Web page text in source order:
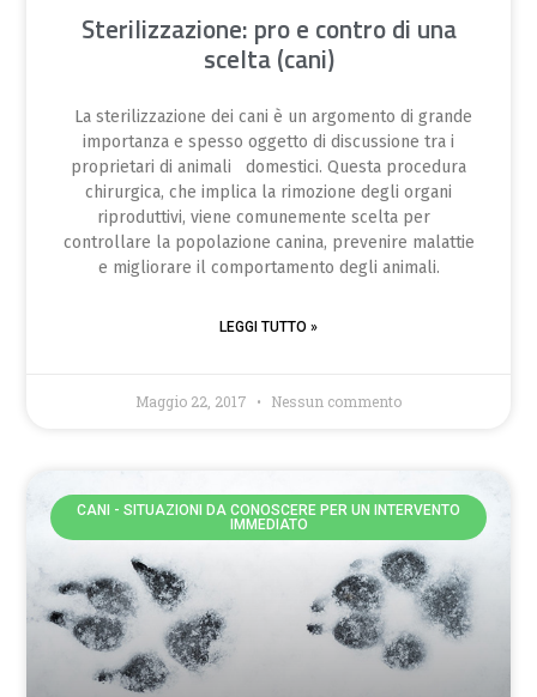
Sterilizzazione: pro e contro di una
scelta (cani)
La sterilizzazione dei cani è un argomento di grande
importanza e spesso oggetto di discussione tra i
proprietari di animali domestici. Questa procedura
chirurgica, che implica la rimozione degli organi
riproduttivi, viene comunemente scelta per
controllare la popolazione canina, prevenire malattie
e migliorare il comportamento degli animali.
LEGGI TUTTO »
Maggio 22, 2017 Nessun commento
CANI - SITUAZIONI DA CONOSCERE PER UN INTERVENTO
IMMEDIATO